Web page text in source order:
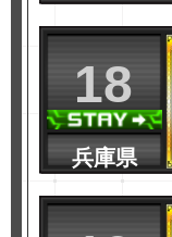
18
兵庫県